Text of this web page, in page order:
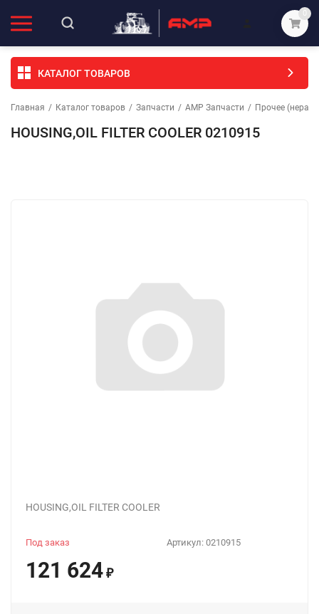
0
КАТАЛОГ ТОВАРОВ
Главная / Каталог товаров / Запчасти / АМР Запчасти / Прочее
HOUSING,OIL FILTER COOLER 0210915
HOUSING,OIL FILTER COOLER
Артикул: 0210915
Под заказ
121 624 ₽